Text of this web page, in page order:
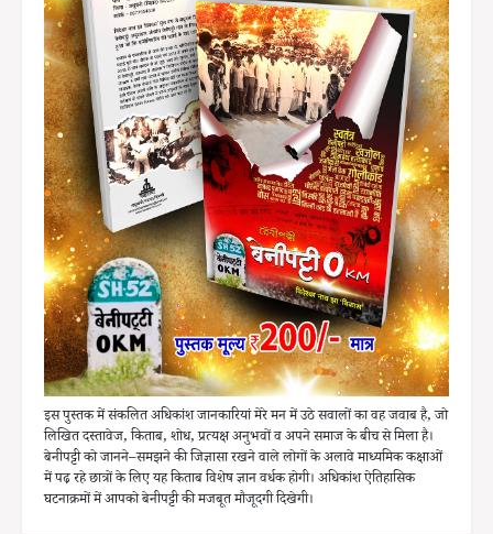
इस पुस्तक में संकलित अधिकांश जानकारियां मेरे मन में उठे सवालों का वह जवाब है, जो
लिखित दस्तावेज, किताब, शोध, प्रत्यक्ष अनुभवों व अपने समाज के बीच से मिला है।
बेनीपट्टी को जानने–समझने की जिज्ञासा रखने वाले लोगों के अलावे माध्यमिक कक्षाओं
में पढ़ रहे छात्रों के लिए यह किताब विशेष ज्ञान वर्धक होगी। अधिकांश ऐतिहासिक
घटनाक्रमों में आपको बेनीपट्टी की मजबूत मौजूदगी दिखेगी।